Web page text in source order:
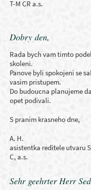
T-M CR a.s.
Dobry den,
Rada bych vam timto
skoleni.
Panove byli spokojeni se
vasim pristupem.
Do budoucna planujeme
opet podivali.
S pranim krasneho dne,
A. H.
asistentka reditele utvaru
C, a.s.
Sehr geehrter Herr